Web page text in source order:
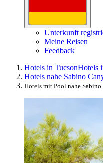
Unterkunft
Meine Reisen
Feedback
Hotels in TucsonHotels
Hotels nahe Sabino
Hotels mit Pool nahe Sabino